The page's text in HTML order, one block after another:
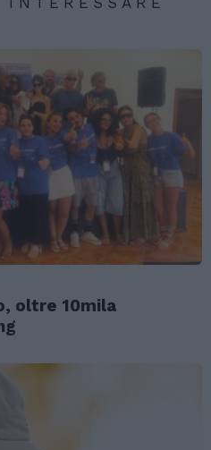
oltre 10mila